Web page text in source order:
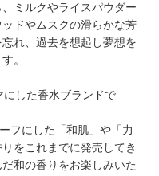
ミルクやライスパウダー
ドやムスクの滑らかな芳
れ、過去を想起し夢想を
。
にした香水ブランドで
フにした「和肌」や「力
をこれまでに発売してき
和の香りをお楽しみいた